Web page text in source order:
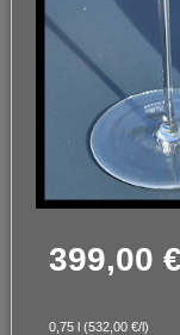
399,00 €
0,75 l (532,00 €/l)